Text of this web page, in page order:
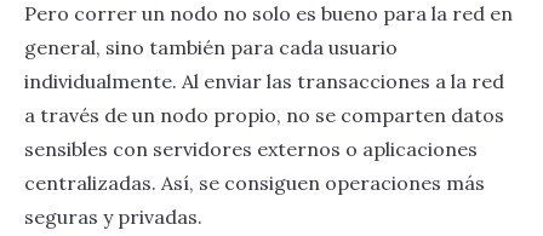
Pero correr un nodo no solo es bueno para la red en
general, sino también para cada usuario
individualmente. Al enviar las transacciones a la red
a través de un nodo propio, no se comparten datos
sensibles con servidores externos o aplicaciones
centralizadas. Así, se consiguen operaciones más
seguras y privadas.